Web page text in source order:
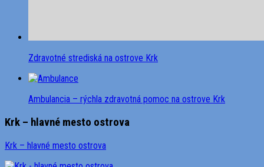
Zdravotné strediská na ostrove Krk
Ambulancia – rýchla zdravotná pomoc na ostrove Krk
Krk – hlavné mesto ostrova
Krk – hlavné mesto ostrova